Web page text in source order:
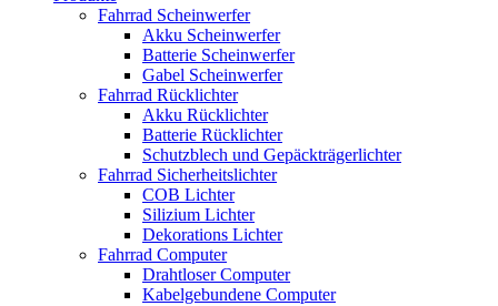
Fahrrad Scheinwerfer
Akku Scheinwerfer
Batterie Scheinwerfer
Gabel Scheinwerfer
Fahrrad Rücklichter
Akku Rücklichter
Batterie Rücklichter
Schutzblech und Gepäckträgerlichter
Fahrrad Sicherheitslichter
COB Lichter
Silizium Lichter
Dekorations Lichter
Fahrrad Computer
Drahtloser Computer
Kabelgebundene Computer